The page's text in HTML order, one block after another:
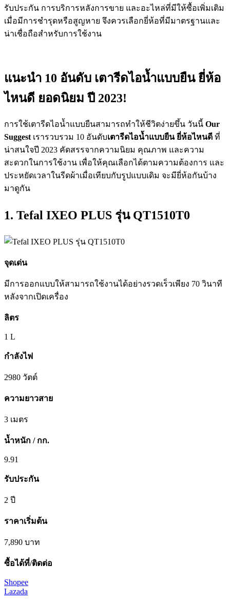
รับประกัน การบริการหลังการขาย และอะไหล่ที่มีให้ซื้อเพิ่มเติม
เมื่อมีการชำรุดหรือสูญหาย จึงควรเลือกยี่ห้อที่มีมาตรฐานและ
น่าเชื่อถือสำหรับการใช้งาน
แนะนำ 10 อันดับ เตารีดไอน้ำแบบยืน ยี่ห้อ
ไหนดี ยอดนิยม ปี 2023!
การใช้เตารีดไอน้ำแบบยืนสามารถทำให้ชีวิตง่ายขึ้น วันนี้ Our
Suggestเรารวบรวม 10 อันดับเตารีดไอน้ำแบบยืน ยี่ห้อไหนดี ที่
น่าสนใจปี 2023 คัดสรรจากความนิยม คุณภาพ และความ
สะดวกในการใช้งาน เพื่อให้คุณเลือกได้ตามความต้องการ และ
ประหยัดเวลาในรีดผ้าเมื่อเทียบกับรูปแบบเดิม จะมียี่ห้อกันบ้าง
มาดูกัน
1. Tefal IXEO PLUS รุ่น QT1510T0
จุดเด่น
มีการออกแบบให้สามารถใช้งานได้อย่างรวดเร็วเพียง 70 วินาที
หลังจากเปิดเครื่อง
ลิตร
1 L
กำลังไฟ
2980 วัตต์
ความยาวสาย
3 เมตร
น้ำหนัก / กก.
9.91
รับประกัน
2 ปี
ราคาเริ่มต้น
7,890 บาท
ซื้อได้ที่/ติดต่อ
Shopee
Lazada